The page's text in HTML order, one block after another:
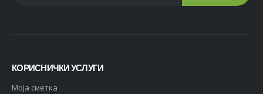
КОРИСНИЧКИ УСЛУГИ
Moja сметка